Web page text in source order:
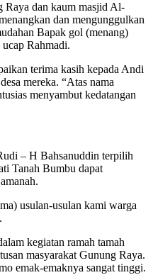
Raya dan kaum masjid Al-
dan mengunggulkan
Bapak gol (menang)
Rahmadi.
terima kasih kepada Andi
mereka. “Atas nama
menyambut kedatangan
– H Bahsanuddin terpilih
Tanah Bumbu dapat
usulan-usulan kami warga
kegiatan ramah tamah
masyarakat Gunung Raya.
emak-emaknya sangat tinggi.